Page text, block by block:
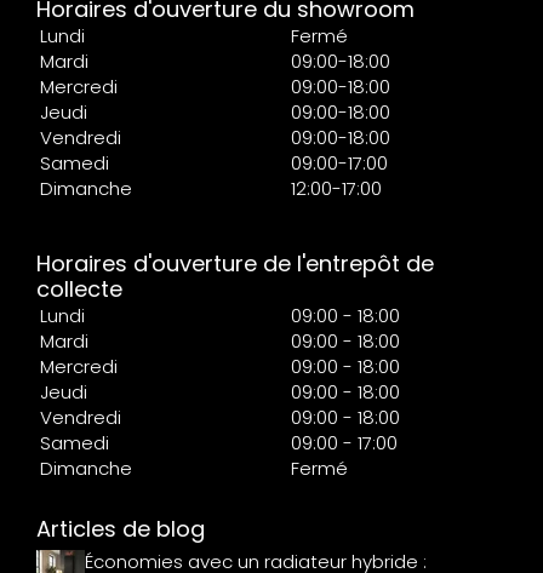
Horaires d'ouverture du showroom
Lundi
Fermé
Mardi
09:00-18:00
Mercredi
09:00-18:00
Jeudi
09:00-18:00
Vendredi
09:00-18:00
Samedi
09:00-17:00
Dimanche
12:00-17:00
Horaires d'ouverture de l'entrepôt de
collecte
Lundi
09:00 - 18:00
Mardi
09:00 - 18:00
Mercredi
09:00 - 18:00
Jeudi
09:00 - 18:00
Vendredi
09:00 - 18:00
Samedi
09:00 - 17:00
Dimanche
Fermé
Articles de blog
Économies avec un radiateur hybride :